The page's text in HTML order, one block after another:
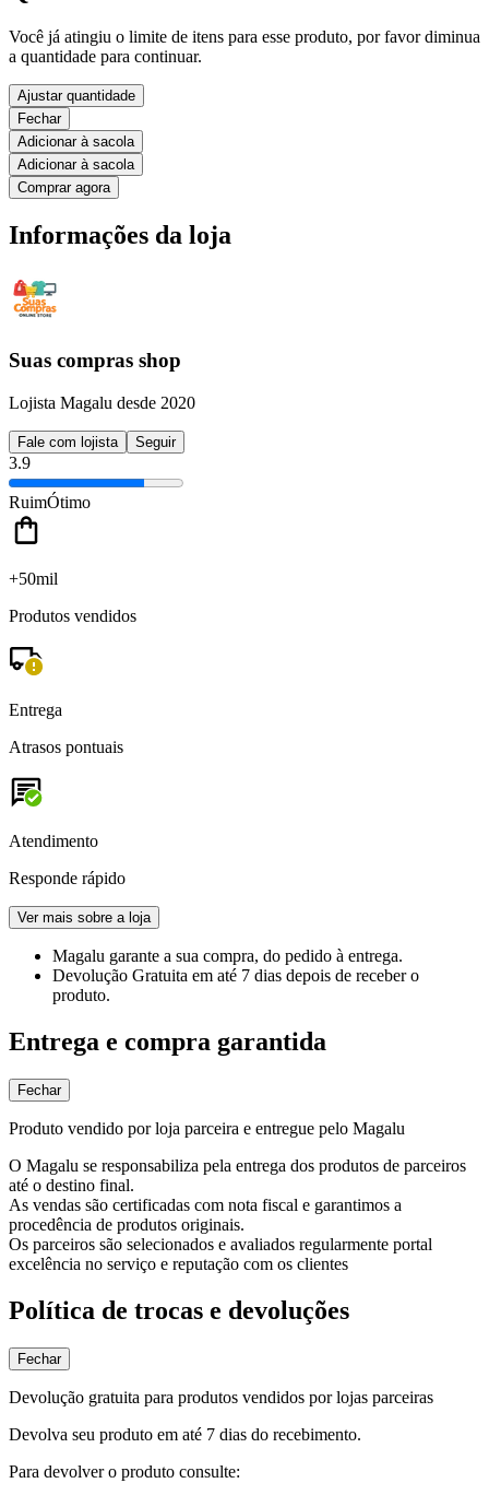
Você já atingiu o limite de itens para esse produto, por favor diminua
a quantidade para continuar.
Ajustar quantidade
Fechar
Adicionar à sacola
Adicionar à sacola
Comprar agora
Informações da loja
Suas compras shop
Lojista Magalu desde 2020
Fale com lojista Seguir
3.9
RuimÓtimo
+50mil
Produtos vendidos
Entrega
Atrasos pontuais
Atendimento
Responde rápido
Ver mais sobre a loja
Magalu garante a sua compra, do pedido à entrega.
Devolução Gratuita em até 7 dias depois de receber o
produto.
Entrega e compra garantida
Fechar
Produto vendido por loja parceira e entregue pelo Magalu
O Magalu se responsabiliza pela entrega dos produtos de parceiros
até o destino final.
As vendas são certificadas com nota fiscal e garantimos a
procedência de produtos originais.
Os parceiros são selecionados e avaliados regularmente portal
excelência no serviço e reputação com os clientes
Política de trocas e devoluções
Fechar
Devolução gratuita para produtos vendidos por lojas parceiras
Devolva seu produto em até 7 dias do recebimento.
Para devolver o produto consulte: